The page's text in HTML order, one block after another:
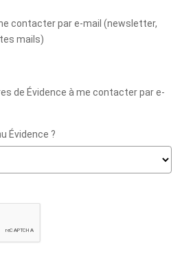
contacter par e-mail (newsletter,
mails)
de Évidence à me contacter par e-
Évidence ?